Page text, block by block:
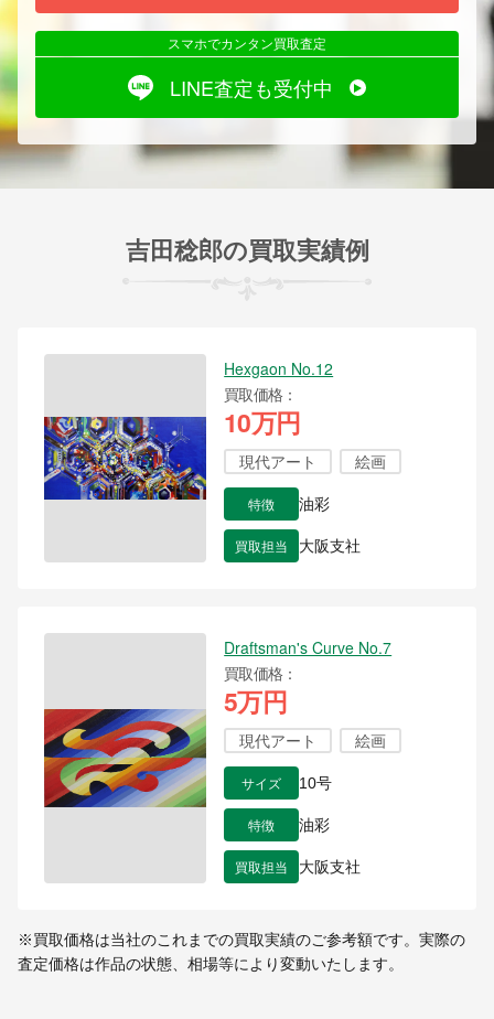
スマホでカンタン買取査定
LINE査定も受付中
吉田稔郎の買取実績例
Hexgaon No.12
買取価格
10万円
現代アート 絵画
特徴 油彩
買取担当 大阪支社
Draftsman's Curve No.7
買取価格
5万円
現代アート 絵画
サイズ 10号
特徴 油彩
買取担当 大阪支社
※買取価格は当社のこれまでの買取実績のご参考額です。実際の
査定価格は作品の状態、相場等により変動いたします。